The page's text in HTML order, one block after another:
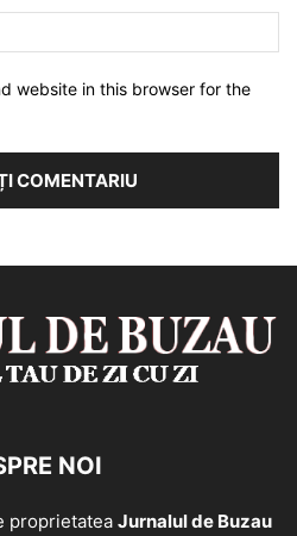
website in this browser for the
NOI
proprietatea Jurnalul de Buzau